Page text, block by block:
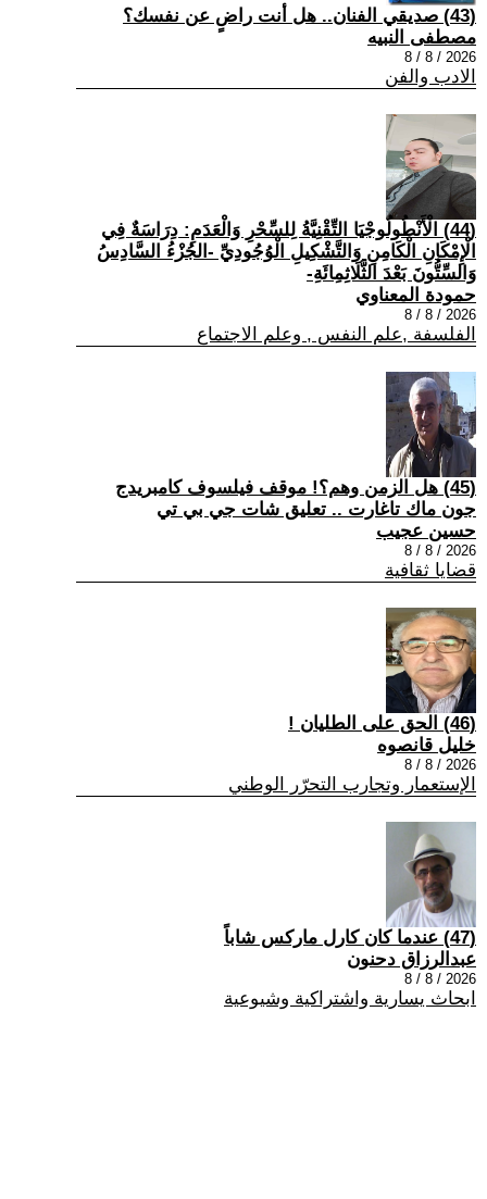
(43) صديقي الفنان.. هل أنت راضٍ عن نفسك؟
مصطفى النبيه
2026 / 8 / 8
الادب والفن
(44) الْأَنْطُولُوجْيَا التِّقْنِيَّةُ لِلسِّحْرِ وَالْعَدَمِ: دِرَاسَةٌ فِي
الْإِمْكَانِ الْكَامِنِ وَالتَّشْكِيلِ الْوُجُودِيِّ -الجُزْءُ السَّادِسُ
وَالسِّتُّونَ بَعْدَ الثَّلَاثِمِائَةِ-
حمودة المعناوي
2026 / 8 / 8
الفلسفة ,علم النفس , وعلم الاجتماع
(45) هل الزمن وهم؟! موقف فيلسوف كامبريدج
جون ماك تاغارت .. تعليق شات جي بي تي
حسين عجيب
2026 / 8 / 8
قضايا ثقافية
(46) الحق على الطليان !
خليل قانصوه
2026 / 8 / 8
الإستعمار وتجارب التحرّر الوطني
(47) عندما كان كارل ماركس شاباً
عبدالرزاق دحنون
2026 / 8 / 8
ابحاث يسارية واشتراكية وشيوعية